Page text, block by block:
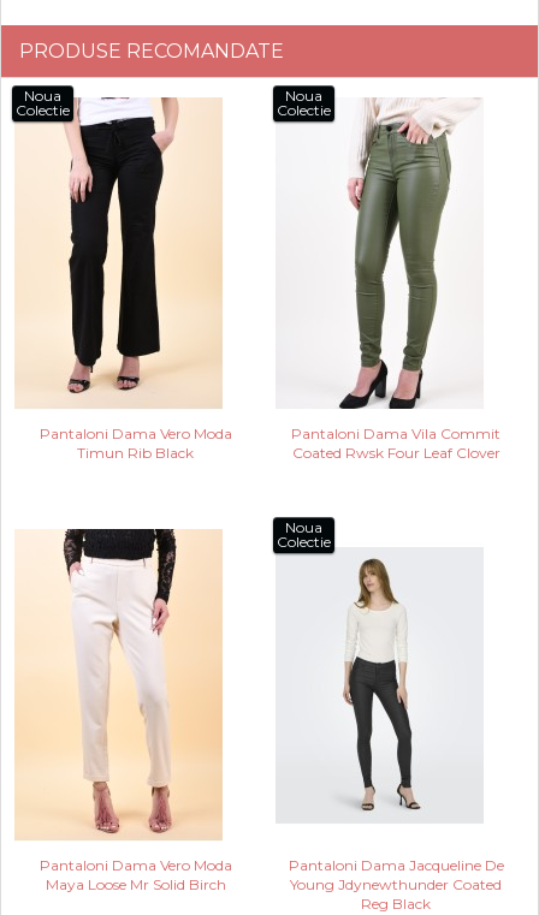
PRODUSE RECOMANDATE
Noua
Colectie
Pantaloni Dama Vero Moda
Timun Rib Black
Noua
Colectie
Pantaloni Dama Vila Commit
Coated Rwsk Four Leaf Clover
Pantaloni Dama Vero Moda
Maya Loose Mr Solid Birch
Noua
Colectie
Pantaloni Dama Jacqueline De
Young Jdynewthunder Coated
Reg Black